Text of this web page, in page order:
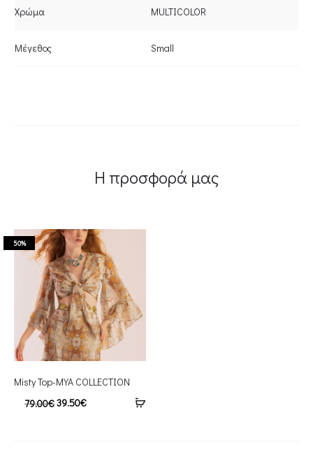
Χρώμα MULTICOLOR
Μέγεθος Small
Η προσφορά μας
50%
Misty Top-MYA COLLECTION
79.00€39.50€